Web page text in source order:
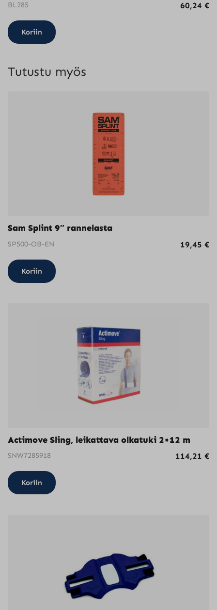
BL285 60,24 €
Koriin
Tutustu myös
Sam Splint 9″ rannelasta
SP500-OB-EN 19,45 €
Koriin
Actimove Sling, leikattava olkatuki 2×12 m
SNW7285918 114,21 €
Koriin